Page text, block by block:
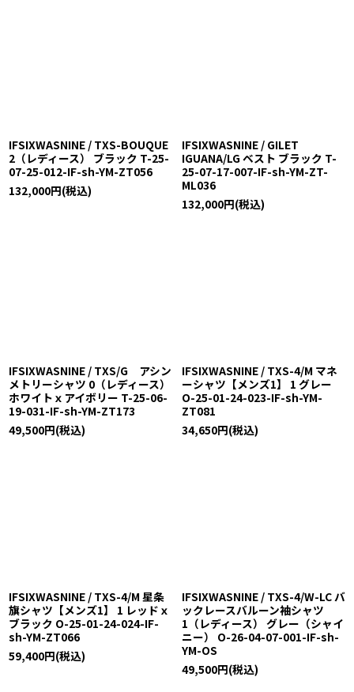
IFSIXWASNINE / TXS-BOUQUE
2（レディース） ブラック T-25-
07-25-012-IF-sh-YM-ZT056
132,000円(税込)
IFSIXWASNINE / GILET
IGUANA/LG ベスト ブラック T-
25-07-17-007-IF-sh-YM-ZT-
ML036
132,000円(税込)
IFSIXWASNINE / TXS/G アシン
メトリーシャツ 0（レディース）
ホワイトｘアイボリー T-25-06-
19-031-IF-sh-YM-ZT173
49,500円(税込)
IFSIXWASNINE / TXS-4/M マネ
ーシャツ【メンズ1】 1 グレー
O-25-01-24-023-IF-sh-YM-
ZT081
34,650円(税込)
IFSIXWASNINE / TXS-4/M 星条
旗シャツ【メンズ1】 1 レッドｘ
ブラック O-25-01-24-024-IF-
sh-YM-ZT066
59,400円(税込)
IFSIXWASNINE / TXS-4/W-LC バ
ックレースバルーン袖シャツ
1（レディース） グレー（シャイ
ニー） O-26-04-07-001-IF-sh-
YM-OS
49,500円(税込)